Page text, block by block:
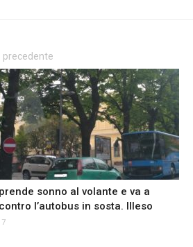
precedente
sonno al volante e va a
l’autobus in sosta. Illeso